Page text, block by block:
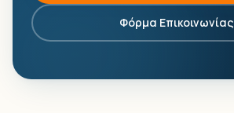
Φόρμα Επικοινωνίας